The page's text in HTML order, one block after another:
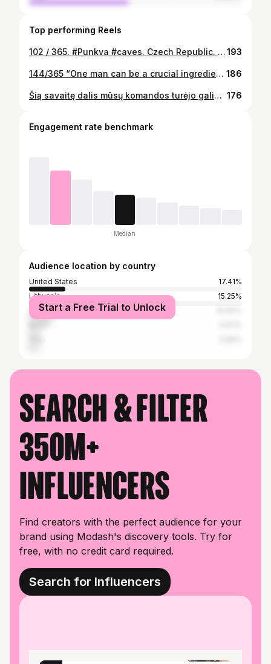
Top performing Reels
102 / 365. #Punkva #caves. Czech Republic. Moment from this summer trip ⛰ "Cover the earth before it cocers you", Dagobert D. Runes. #travel #wanderlust #explore #eurotrip193
144/365 “One man can be a crucial ingredient on a team, but one man cannot make a team. ” – Kareem Abdul-Jabbar💪🏋️‍♀️🚴🏃🥑 Had a great summer finisher with a team @balticpower.co.uk 💪🙌🥑 #BalticPower #BalticPowerTrainingTeam #TrainingCamp 186
Šią savaitę dalis mūsų komandos turėjo galimybę išbandyti savo jėgas Alpėse, bei susipažinti su Italijos Aosta regiono įpatumais, istorija, gyvenimu ir kultūra. Turėjom du puikius žygius - pasiekėm Tête-Rousse (3167m.), alpinistų besiruošiančių kopti į Mont Blanc “base camp” stovyklavietę (aukščiausia Alpių ir Europos sajungos viršūnė). Bei bandėme pasiekti Breithorn viršūnę (4160m.), esančia garsiojo Matterhorn kalno pašonėje (Toblerone šokolado logotipo kalno) - bet dėl audros, pavojingų oro sąlygų turėjom šį nuotykį palikti kitam kartui 👌 Gal kitais metais šį nuotykį patirsime su visa #BalticPowerFamily bendruomene?⛰️❤️🙏🧘 #BalticPower #BalticPowerTrainingTeam #Alps #TeteRousse #Breithorn #MontBlanc #Hiking 176
Engagement rate benchmark
Median
Audience location by country
United States
17.41%
Lithuania
15.25%
United Kingdom
Start a Free Trial to Unlock
Search & filter
350M+
influencers
Find creators with the perfect audience for your
brand using Modash's discovery tools. Try for
free, with no credit card required.
Search for Influencers